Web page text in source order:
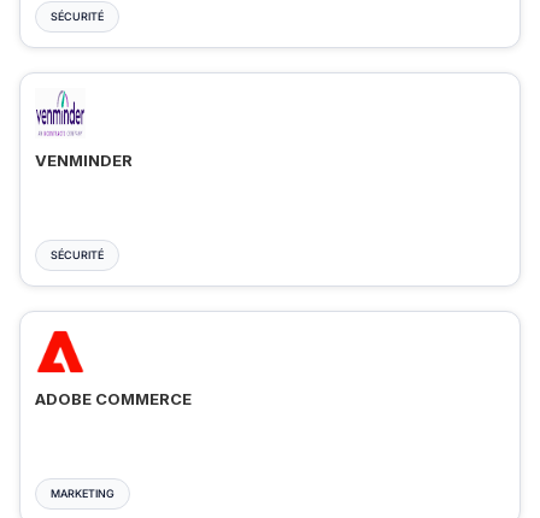
SÉCURITÉ
VENMINDER
SÉCURITÉ
ADOBE COMMERCE
MARKETING